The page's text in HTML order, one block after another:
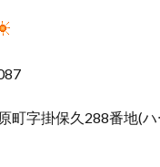
町字掛保久288番地(ハ